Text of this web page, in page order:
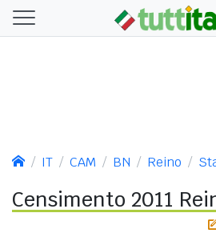
IT CAM BN Reino
Censimento 2011